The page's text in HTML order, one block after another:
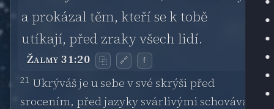
a prokázal těm, kteří se k tobě
utíkají, před zraky všech lidí.
Žalmy 31:20 ⿻ 🔗 f
21 Ukrýváš je u sebe v své skrýši před
srocením, před jazyky svárlivými schováváš